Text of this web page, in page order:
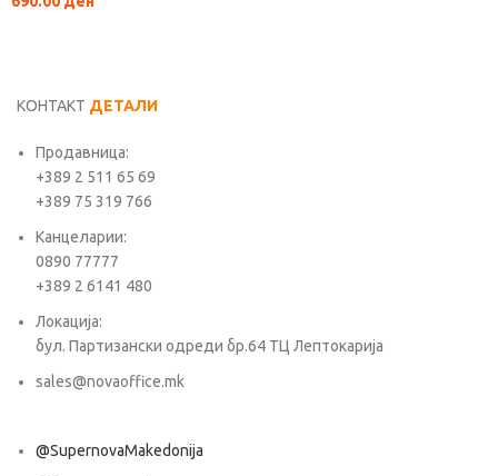
КОНТАКТ ДЕТАЛИ
Продавница:
+389 2 511 65 69
+389 75 319 766
Канцеларии:
0890 77777
+389 2 6141 480
Локација:
бул. Партизански одреди бр.64 ТЦ Лептокарија
sales@novaoffice.mk
@SupernovaMakedonija